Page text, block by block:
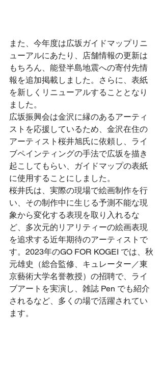
また、今年度は広坂ガイドマップリニ
ューアルにあたり、店舗情報の更新は
もちろん、能登半島地震への寄付先情
報を追加掲載しました。さらに、表紙
を新しくリニューアルすることとなり
ました。
広坂振興会は金沢に縁のあるアーティ
ストを応援しているため、金沢在住の
アーティスト桜井旭氏に依頼し、ライ
ブペインティングの手法で広坂を描き
起こしてもらい、ガイドマップの表紙
に使用することにしました。
桜井氏は、実際の現場で絵画制作を行
い、その制作中に生じる予測不能な現
象から変化する表現を取り入れるな
ど、多次元的リアリティーの絵画表現
を追求する近年期待のアーティストで
す。2023年のGO FOR KOGEI では、秋
元雄史（総合監修、キュレーター／東
京藝術大学名誉教授）の招聘で、ライ
ブアートを実演し、雑誌 Pen でも紹介
されるなど、多くの場で活躍されてい
ます。